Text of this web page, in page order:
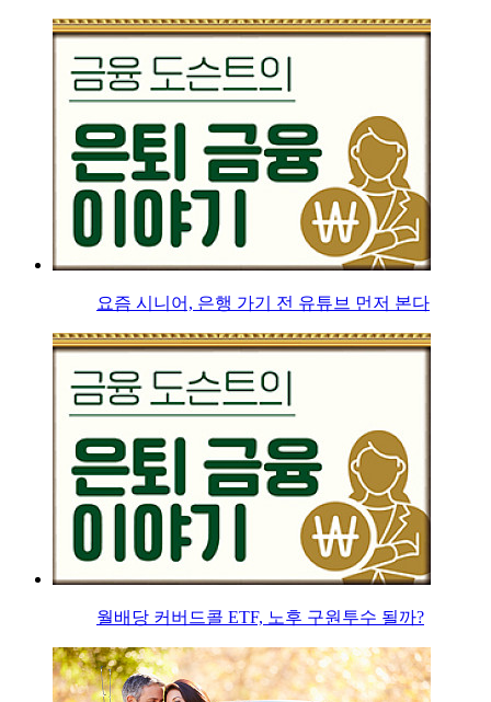
요즘 시니어, 은행 가기 전 유튜브 먼저 본다
월배당 커버드콜 ETF, 노후 구원투수 될까?